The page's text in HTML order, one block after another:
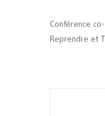
Conférence
Reprendre et